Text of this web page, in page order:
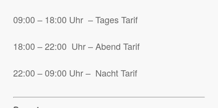
09:00 – 18:00 Uhr – Tages Tarif
18:00 – 22:00 Uhr – Abend Tarif
22:00 – 09:00 Uhr – Nacht Tarif